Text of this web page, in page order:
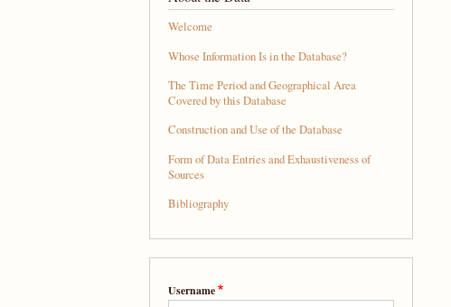
Welcome
Whose Information Is in the Database?
The Time Period and Geographical Area
Covered by this Database
Construction and Use of the Database
Form of Data Entries and Exhaustiveness of
Sources
Bibliography
Username